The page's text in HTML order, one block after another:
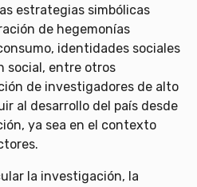
estrategias simbólicas
de hegemonías
identidades sociales
social, entre otros
de investigadores de alto
al desarrollo del país desde
ya sea en el contexto
la investigación, la